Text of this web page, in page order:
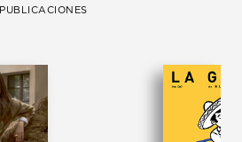
PUBLICACIONES